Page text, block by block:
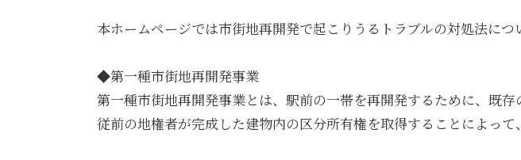
本ホームページでは市街地再開発で起こりうるトラブルの対処法につ
◆第一種市街地再開発事業
第一種市街地再開発事業とは、駅前の一帯を再開発するために、既
従前の地権者が完成した建物内の区分所有権を取得することによっ